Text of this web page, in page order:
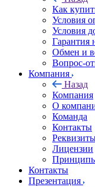
Как
Условия
Условия
Гарантия
Обмен и
Вопрос-
Компания
Назад
Компания
О
Команда
Контакты
Лицензии
Контакты
Презентация